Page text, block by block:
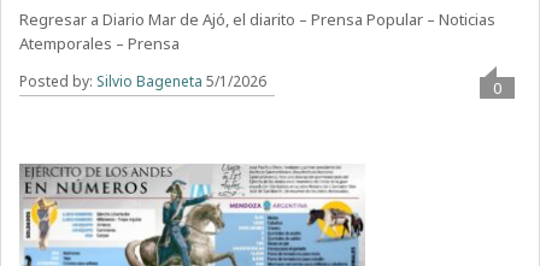
Regresar a Diario Mar de Ajó, el diarito – Prensa Popular – Noticias
Atemporales – Prensa
Posted by: Silvio Bageneta 5/1/2026 0